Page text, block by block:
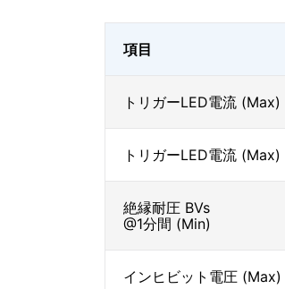
項目
トリガーLED電流 (Max)
トリガーLED電流 (Max)
絶縁耐圧 BVs
@1分間 (Min)
インヒビット電圧 (Max)